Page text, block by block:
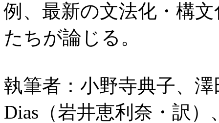
例、最新の文法化・構
たちが論じる。
執筆者：小野寺典子、澤
Dias（岩井恵利奈・訳）